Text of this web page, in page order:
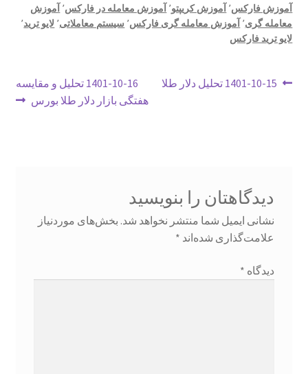
حساب کاربری من
دانلودهای آکادمی
درباره ما
دوره فوت و فن معامله گری
سبد خرید
سیاست مرجوعی و عودت
آموزش فارکس٬ آموزش کریپتو٬ آموزش معامله در فارکس٬ آموزش
معامله گری٬ آموزش معامله گری فارکس٬ سیستم معاملاتی٬ لایو ترید٬
لایو ترید فارکس
راهبری
نوشتهٔ
1401-10-15 تحلیل دلار طلا
نوشتهٔ
بعدی:
1401-10-16 تحلیل و مقایسه
هفتگی بازار دلار طلا بورس
دیدگاهتان را بنویسید
نشانی ایمیل شما منتشر نخواهد شد. بخش‌های موردنیاز
علامت‌گذاری شده‌اند *
دیدگاه *